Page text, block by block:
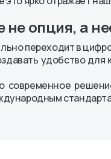
не опция, а
переходит в
удобство